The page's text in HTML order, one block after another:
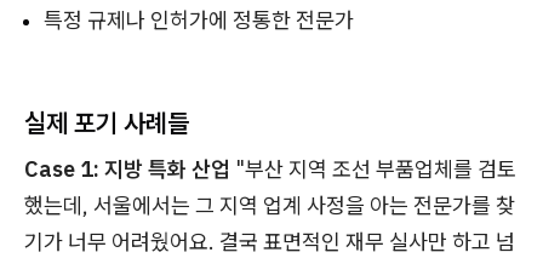
특정 규제나 인허가에 정통한 전문가
실제 포기 사례들
Case 1: 지방 특화 산업 "부산 지역 조선 부품업체를 검토
했는데, 서울에서는 그 지역 업계 사정을 아는 전문가를 찾
기가 너무 어려웠어요. 결국 표면적인 재무 실사만 하고 넘